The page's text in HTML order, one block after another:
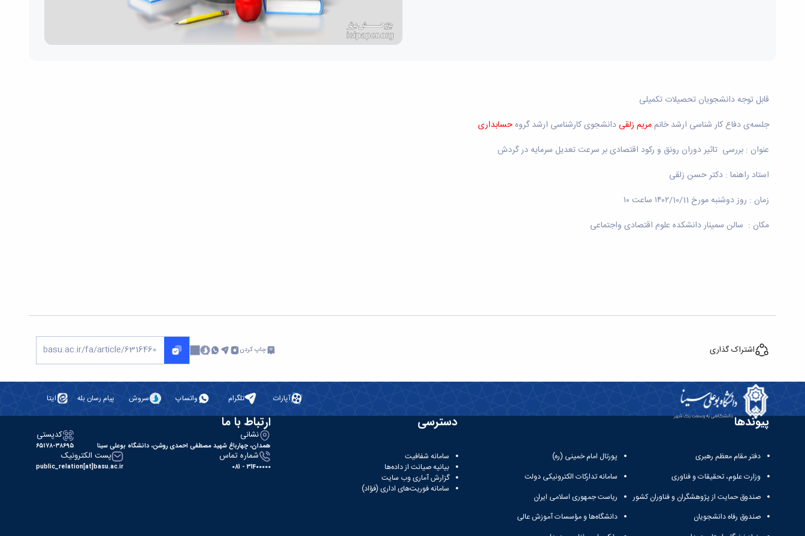
قابل توجه دانشجویان تحصیلات تکمیلی
جلسه‌ی‌ دفاع کار شناسی ارشد خانممریم زلقی دانشجوی کارشناسی ارشد گروهحسابداری
عنوان : بررسی تاثیر دوران رونق و رکود اقتصادی بر سرعت تعدیل سرمایه در گردش
استاد راهنما : دکتر حسن زلقی
زمان : روز دوشنبه مورخ ۱۴۰۲/10/11 ساعت ۱۰
مکان : سالن سمینار دانشکده علوم اقتصادی واجتماعی
اشتراک گذاری چاپ کردن
آپارات تلگرام واتساپ سروش پیام رسان بله ایتا
پیوندها
دفتر مقام معظم رهبری
وزارت علوم، تحقیقات و فناوری
صندوق حمایت از پژوهشگران و فناوران کشور
صندوق رفاه دانشجویان
پورتال امام خمینی (ره)
سامانه تدارکات الکترونیکی دولت
ریاست جمهوری اسلامی ایران
دانشگاه‌ها و مؤسسات آموزش عالی
دسترسی
سامانه شفافیت
بیانیه صیانت از داده‌ها
گزارش آماری وب‌ سایت
سامانه فوریت‌های اداری (فؤاد)
ارتباط با ما
نشانی
همدان، چهارباغ شهید مصطفی احمدی روشن، دانشگاه بوعلی سینا
کدپستی
۶۵۱۷۸-۳۸۶۹۵
شماره تماس
31400000 - 081
پست الکترونیک
public_relation[at]basu.ac.ir